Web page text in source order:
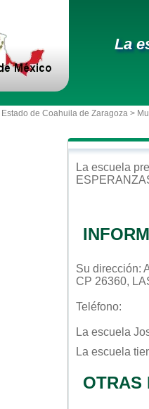
La
Estado de Coahuila de Zaragoza >
La escuela
Su dirección:
CP 26360,
Teléfono:
La escuela
La escuela
OTRAS